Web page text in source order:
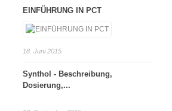
EINFÜHRUNG IN PCT
18. Juni 2015
Synthol - Beschreibung,
Dosierung,...